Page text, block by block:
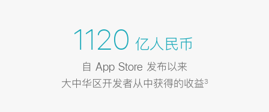
1120 亿人民币
自 App Store 发布以来
大中华区开发者从中获得的收益3